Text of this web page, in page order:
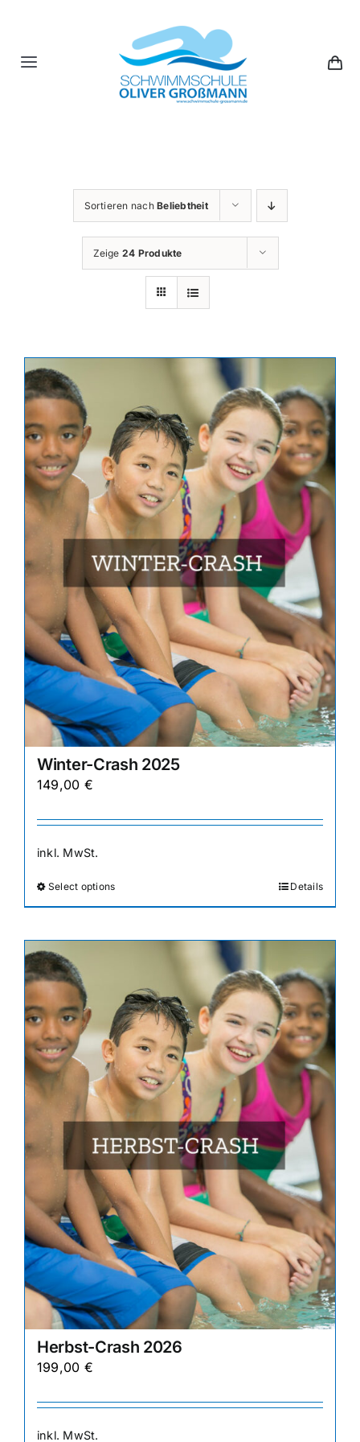
content
Toggle
Navigation
Account
Für Schulen
Vertrag widerrufen
Sortieren nachBeliebtheit
Zeige 24 Produkte
Winter-Crash 2025
149,00 €
inkl. MwSt.
Select optionsDieses
Produkt
auf.
Die
Optionen
können
auf
der
Produktseite
gewählt
werden
Details
Herbst-Crash 2026
199,00 €
inkl. MwSt.